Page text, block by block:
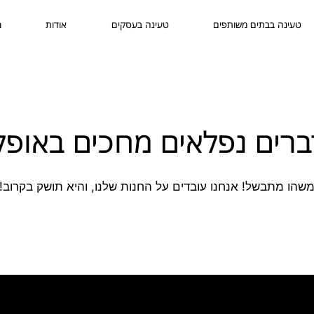
טעינה בבתים משותפים טעינה בעסקים אודות
נפלאים מחכים
משהו מתבשל! אנחנו עובדים על החנות שלנו, והיא תושק בקרוב!